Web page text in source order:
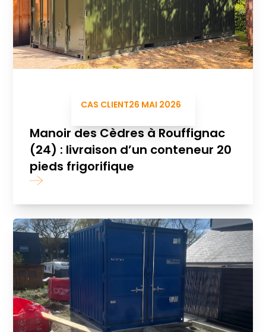
CAS CLIENT26 MAI 2026
Manoir des Cèdres à Rouffignac
(24) : livraison d’un conteneur 20
pieds frigorifique